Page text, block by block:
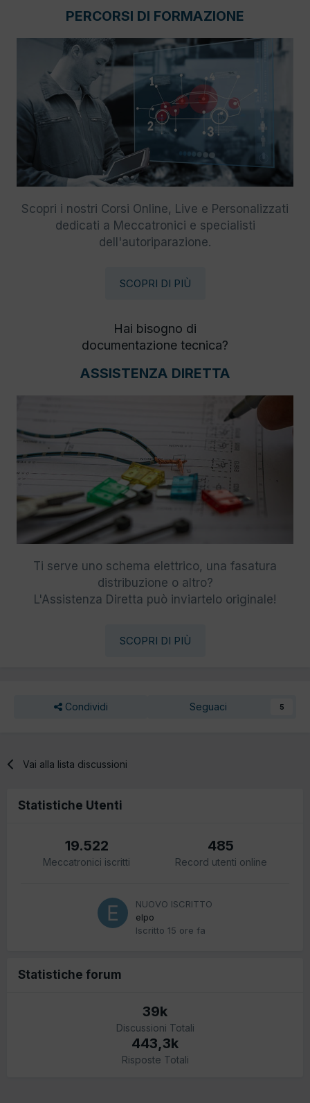
PERCORSI DI FORMAZIONE
Scopri i nostri Corsi Online, Live e Personalizzati
dedicati a Meccatronici e specialisti
dell'autoriparazione.
SCOPRI DI PIÙ
Hai bisogno di
documentazione tecnica?
ASSISTENZA DIRETTA
Ti serve uno schema elettrico, una fasatura
distribuzione o altro?
L'Assistenza Diretta può inviartelo originale!
SCOPRI DI PIÙ
Condividi Seguaci 5
Vai alla lista discussioni
Statistiche Utenti
19.522
Meccatronici iscritti
485
Record utenti online
NUOVO ISCRITTO
elpo
Iscritto 15 ore fa
Statistiche forum
39k
Discussioni Totali
443,3k
Risposte Totali